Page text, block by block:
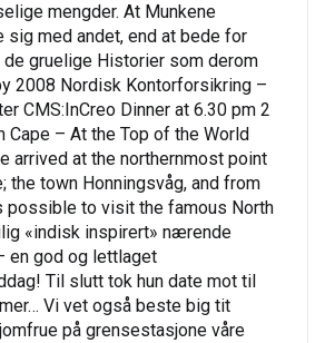
mengder. At Munkene
med andet, end at bede for
de gruelige Historier som derom
2008 Nordisk Kontorforsikring –
CMS:InCreo Dinner at 6.30 pm 2
Cape – At the Top of the World
arrived at the northernmost point
the town Honningsvåg, and from
possible to visit the famous North
«indisk inspirert» nærende
en god og lettlaget
Til slutt tok hun date mot til
Vi vet også beste big tit
på grensestasjone våre